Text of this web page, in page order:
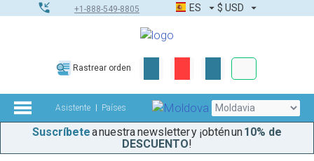
+1-888-549-8805 ES $ USD
Rastrear orden
Asistente Países
Suscríbetea nuestra newsletter y ¡obtén un10% de
DESCUENTO!